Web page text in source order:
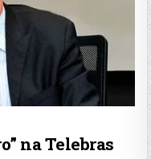
na Telebras